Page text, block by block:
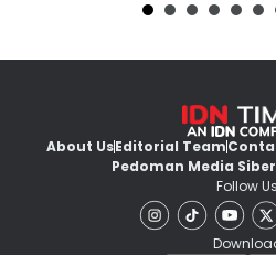
About UsEditorial Team
Pedoman Media Siber
Follow Us